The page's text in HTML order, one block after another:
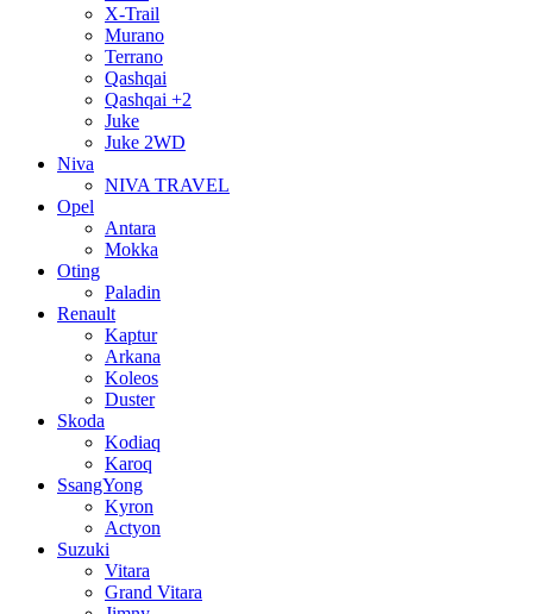
X-Trail
Murano
Terrano
Qashqai
Qashqai +2
Juke
Juke 2WD
Niva
NIVA TRAVEL
Opel
Antara
Mokka
Oting
Paladin
Renault
Kaptur
Arkana
Koleos
Duster
Skoda
Kodiaq
Karoq
SsangYong
Kyron
Actyon
Suzuki
Vitara
Grand Vitara